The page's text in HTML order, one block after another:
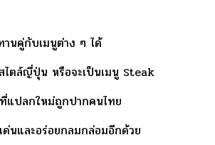
านคู่กับเมนูต่าง ๆ ได้
ไตล์ญี่ปุ่น หรือจะเป็นเมนู Steak
แปลกใหม่ถูกปากคนไทย
นและอร่อยกลมกล่อมอีกด้วย